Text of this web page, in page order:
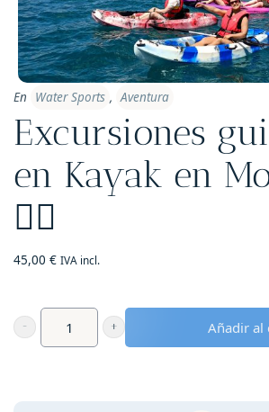
En Water Sports , Aventura
Excursiones
en Kayak en
🚣‍♀️
45,00 € IVA incl.
Excursiones
Añadir al